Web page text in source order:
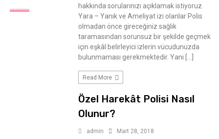
EĞITIM
hakkında sorularınızı açıklamak istiyoruz.
Yara – Yanık ve Ameliyat izi olanlar Polis
olmadan önce gireceğiniz sağlık
taramasından sorunsuz bir şekilde geçmek
için eşkâl belirleyici izlerin vücudunuzda
bulunmaması gerekmektedir. Yani […]
Read More
Özel Harekât Polisi Nasıl
Olunur?
admin Mart 28, 2018